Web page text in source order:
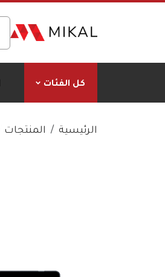
كل الفئات
الرئيسية المنتجات